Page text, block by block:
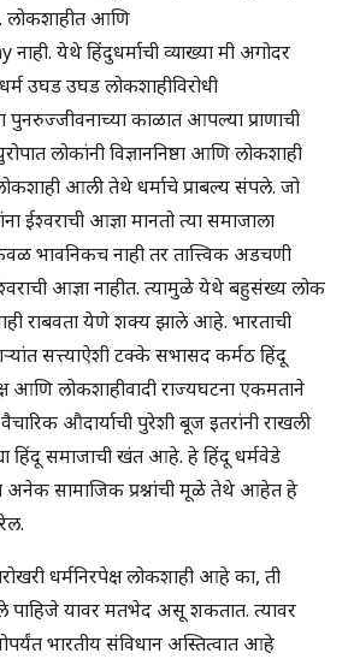
लोकशाहीत आणि
येथे हिंदुधर्माची व्याख्या मी अगोदर
उघड उघड लोकशाहीविरोधी
काळात आपल्या प्राणाची
लोकांनी विज्ञाननिष्ठा आणि लोकशाही
आली तेथे धर्माचे प्राबल्य संपले. जो
ईश्वराची आज्ञा मानतो त्या समाजाला
भावनिकच नाही तर तात्त्विक अडचणी
आज्ञा नाहीत. त्यामुळे येथे बहुसंख्य लोक
राबवता येणे शक्य झाले आहे. भारताची
सत्त्याऐशी टक्के सभासद कर्मठ हिंदू
आणि लोकशाहीवादी राज्यघटना एकमताने
औदार्याची पुरेशी बूज इतरांनी राखली
हिंदू समाजाची खंत आहे. हे हिंदू धर्मवेडे
अनेक सामाजिक प्रश्नांची मूळे तेथे आहेत हे
धर्मनिरपेक्ष लोकशाही आहे का, ती
यावर मतभेद असू शकतात. त्यावर
भारतीय संविधान अस्तित्वात आहे